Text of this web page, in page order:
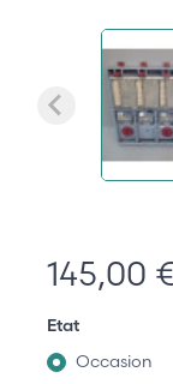
145,00 €
Etat
Occasion